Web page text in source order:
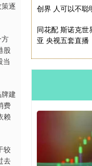
逐
股
当
建
费
赖
较
去
创界 人可以不聪
同花配 斯诺克
亚 央视五套直播